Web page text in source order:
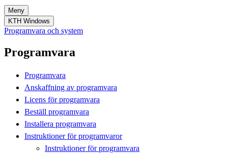
Meny
KTH Windows
Programvara och system
Programvara
Programvara
Anskaffning av programvara
Licens för programvara
Beställ programvara
Installera programvara
Instruktioner för programvaror
Instruktioner för programvara